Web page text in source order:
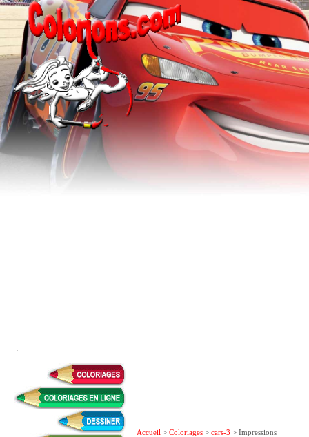
Accueil > Coloriages > cars-3 > Impressions